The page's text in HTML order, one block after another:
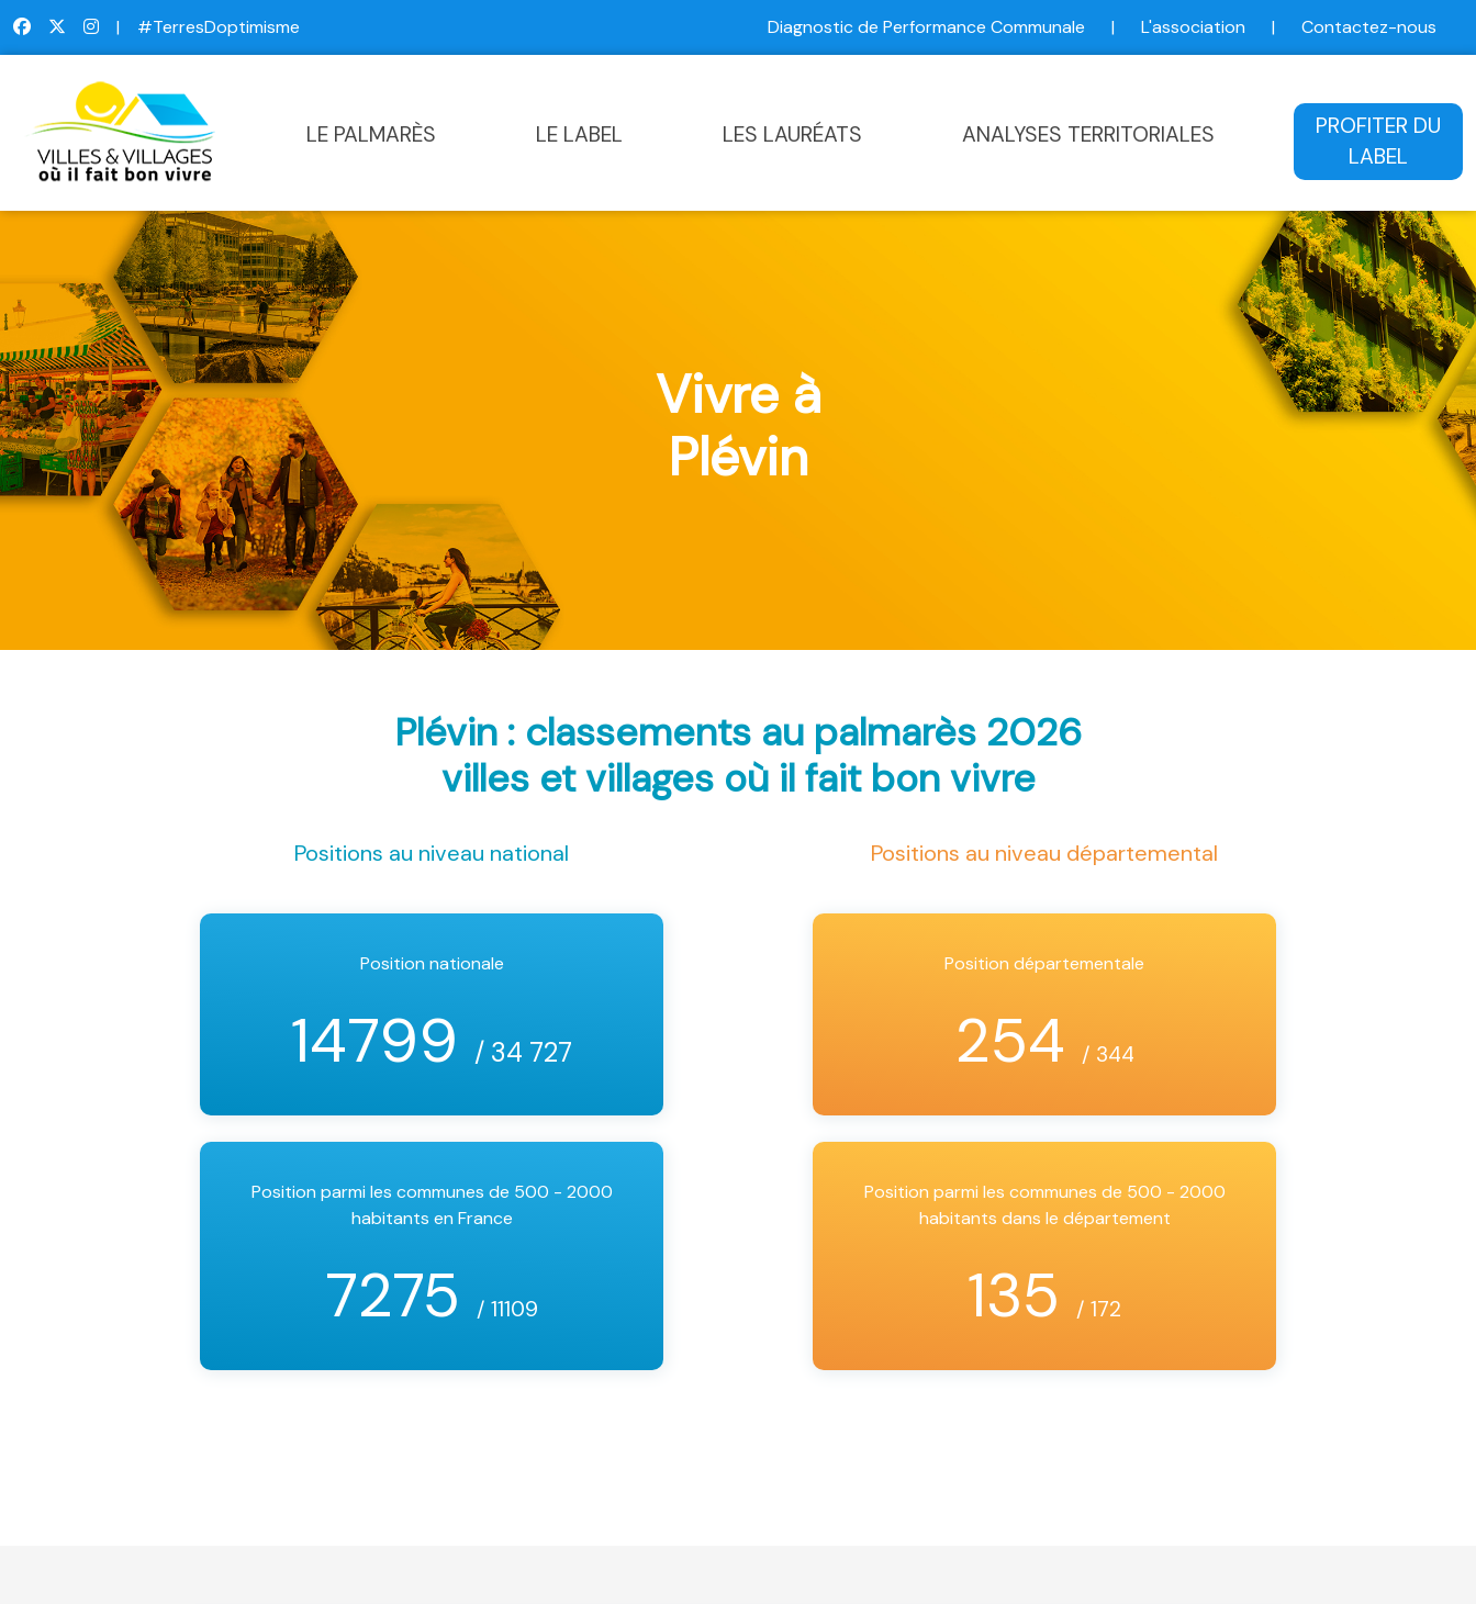
| #TerresDoptimisme Diagnostic de Performance Communale | L'association | Contactez-nous
LE PALMARÈS LE LABEL LES LAURÉATS ANALYSES TERRITORIALES
PROFITER DU
LABEL
Vivre à
Plévin
Plévin : classements au palmarès 2026
villes et villages où il fait bon vivre
Positions au niveau national
Position nationale
14799 / 34 727
Position parmi les communes de 500 - 2000
habitants en France
7275 / 11109
Positions au niveau départemental
Position départementale
254 / 344
Position parmi les communes de 500 - 2000
habitants dans le département
135 / 172